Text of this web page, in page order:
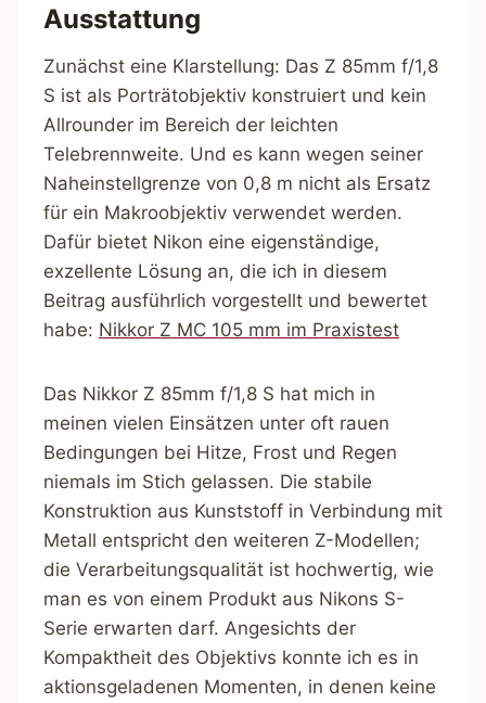
Ausstattung
Zunächst eine Klarstellung: Das Z 85mm f/1,8
S ist als Porträtobjektiv konstruiert und kein
Allrounder im Bereich der leichten
Telebrennweite. Und es kann wegen seiner
Naheinstellgrenze von 0,8 m nicht als Ersatz
für ein Makroobjektiv verwendet werden.
Dafür bietet Nikon eine eigenständige,
exzellente Lösung an, die ich in diesem
Beitrag ausführlich vorgestellt und bewertet
habe: Nikkor Z MC 105 mm im Praxistest
Das Nikkor Z 85mm f/1,8 S hat mich in
meinen vielen Einsätzen unter oft rauen
Bedingungen bei Hitze, Frost und Regen
niemals im Stich gelassen. Die stabile
Konstruktion aus Kunststoff in Verbindung mit
Metall entspricht den weiteren Z-Modellen;
die Verarbeitungsqualität ist hochwertig, wie
man es von einem Produkt aus Nikons S-
Serie erwarten darf. Angesichts der
Kompaktheit des Objektivs konnte ich es in
aktionsgeladenen Momenten, in denen keine